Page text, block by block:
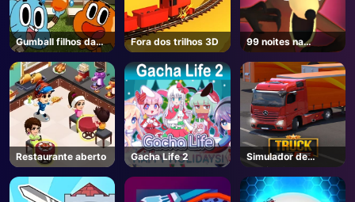
Gumball filhos da
água
Fora dos trilhos 3D
99 noites na
floresta - Roblox
Restaurante aberto Gacha Life 2
Simulador de
caminhão